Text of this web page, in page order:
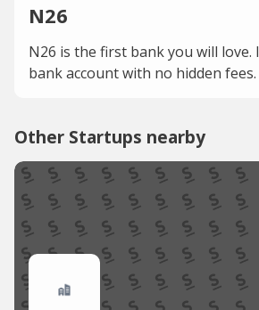
N26
N26 is the first bank you will love.
bank account with no hidden fees.
Other Startups nearby